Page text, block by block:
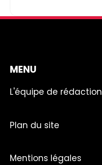
MENU
L'équipe de rédaction
Plan du site
Mentions légales